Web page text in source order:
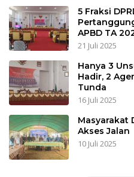
5 Fraksi
APBD TA
21 Juli 2025
Hanya 3
Hadir, 2
Tunda
16 Juli 2025
Masyarakat
Akses Jalan
10 Juli 2025